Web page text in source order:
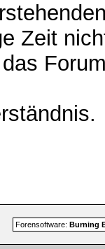
Zeit
Forensoftware: Burning